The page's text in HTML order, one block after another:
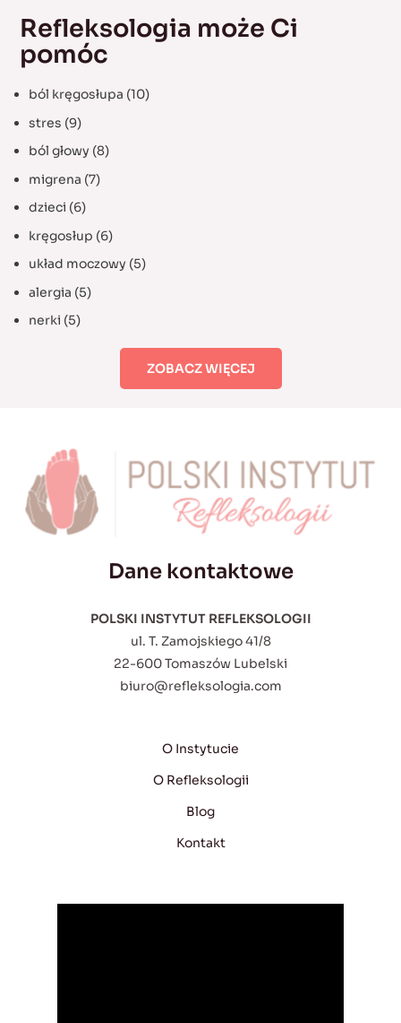
Refleksologia może Ci
pomóc
ból kręgosłupa (10)
stres (9)
ból głowy (8)
migrena (7)
dzieci (6)
kręgosłup (6)
układ moczowy (5)
alergia (5)
nerki (5)
ZOBACZ WIĘCEJ
Dane kontaktowe
POLSKI INSTYTUT REFLEKSOLOGII
ul. T. Zamojskiego 41/8
22-600 Tomaszów Lubelski
biuro@refleksologia.com
O Instytucie
O Refleksologii
Blog
Kontakt